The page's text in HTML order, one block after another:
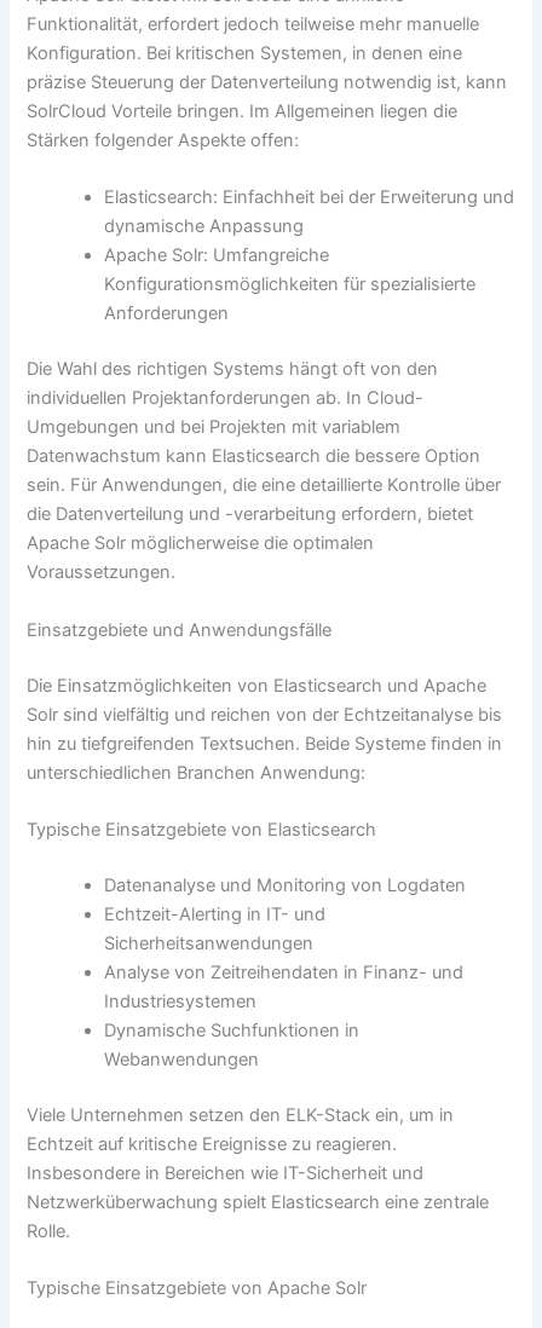
Funktionalität, erfordert jedoch teilweise mehr manuelle
Konfiguration. Bei kritischen Systemen, in denen eine
präzise Steuerung der Datenverteilung notwendig ist, kann
SolrCloud Vorteile bringen. Im Allgemeinen liegen die
Stärken folgender Aspekte offen:
Elasticsearch: Einfachheit bei der Erweiterung und
dynamische Anpassung
Apache Solr: Umfangreiche
Konfigurationsmöglichkeiten für spezialisierte
Anforderungen
Die Wahl des richtigen Systems hängt oft von den
individuellen Projektanforderungen ab. In Cloud-
Umgebungen und bei Projekten mit variablem
Datenwachstum kann Elasticsearch die bessere Option
sein. Für Anwendungen, die eine detaillierte Kontrolle über
die Datenverteilung und -verarbeitung erfordern, bietet
Apache Solr möglicherweise die optimalen
Voraussetzungen.
Einsatzgebiete und Anwendungsfälle
Die Einsatzmöglichkeiten von Elasticsearch und Apache
Solr sind vielfältig und reichen von der Echtzeitanalyse bis
hin zu tiefgreifenden Textsuchen. Beide Systeme finden in
unterschiedlichen Branchen Anwendung:
Typische Einsatzgebiete von Elasticsearch
Datenanalyse und Monitoring von Logdaten
Echtzeit-Alerting in IT- und
Sicherheitsanwendungen
Analyse von Zeitreihendaten in Finanz- und
Industriesystemen
Dynamische Suchfunktionen in
Webanwendungen
Viele Unternehmen setzen den ELK-Stack ein, um in
Echtzeit auf kritische Ereignisse zu reagieren.
Insbesondere in Bereichen wie IT-Sicherheit und
Netzwerküberwachung spielt Elasticsearch eine zentrale
Rolle.
Typische Einsatzgebiete von Apache Solr